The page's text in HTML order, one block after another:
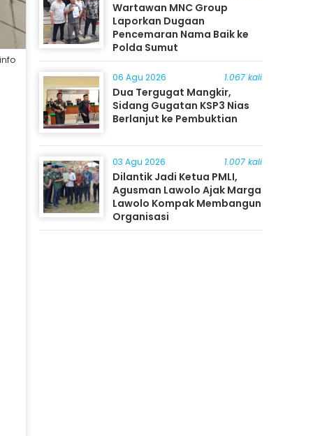
Wartawan MNC Group
Laporkan Dugaan
Pencemaran Nama Baik ke
Polda Sumut
06 Agu 2026 1.067 kali
Dua Tergugat Mangkir,
Sidang Gugatan KSP3 Nias
Berlanjut ke Pembuktian
03 Agu 2026 1.007 kali
Dilantik Jadi Ketua PMLI,
Agusman Lawolo Ajak Marga
Lawolo Kompak Membangun
Organisasi